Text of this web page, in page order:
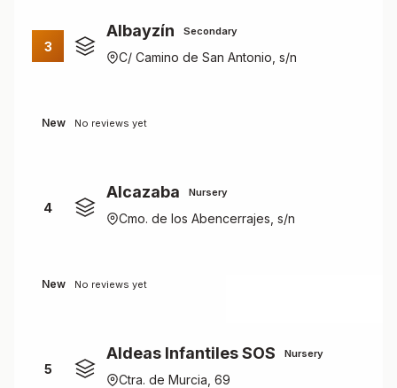
3
Albayzín Secondary
C/ Camino de San Antonio, s/n
New No reviews yet
4
Alcazaba Nursery
Cmo. de los Abencerrajes, s/n
New No reviews yet
5
Aldeas Infantiles SOS Nursery
Ctra. de Murcia, 69